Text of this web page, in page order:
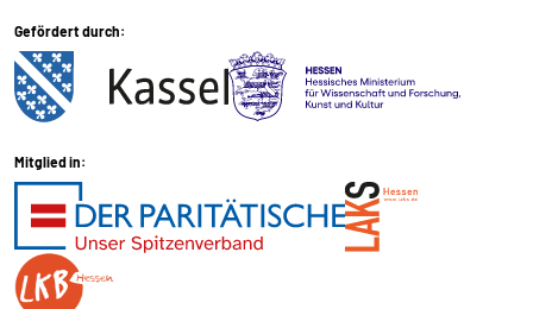
Gefördert durch:
Mitglied in: